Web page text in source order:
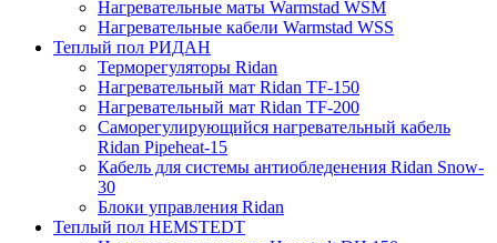
Нагревательные маты Warmstad WSM
Нагревательные кабели Warmstad WSS
Теплый пол РИДАН
Терморегуляторы Ridan
Нагревательный мат Ridan TF-150
Нагревательный мат Ridan TF-200
Саморегулирующийся нагревательный кабель
Ridan Pipeheat-15
Кабель для системы антиобледенения Ridan Snow-
30
Блоки управления Ridan
Теплый пол HEMSTEDT